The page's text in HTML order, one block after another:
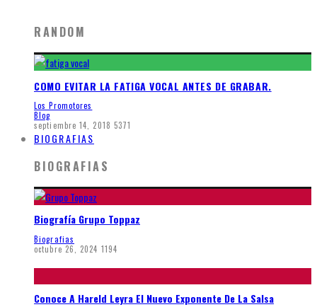
RANDOM
COMO EVITAR LA FATIGA VOCAL ANTES DE GRABAR.
Los Promotores
Blog
septiembre 14, 2018 5371
BIOGRAFIAS
BIOGRAFIAS
Biografía Grupo Toppaz
Biografias
octubre 26, 2024 1194
Conoce A Hareld Leyra El Nuevo Exponente De La Salsa